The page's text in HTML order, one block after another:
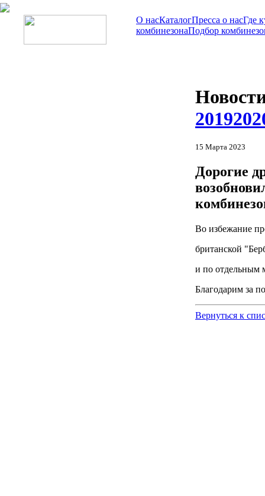
О насКаталогПресса о насГде
комбинезонаПодбор
2019
15 Марта 2023
Дорогие
Во избежание
британской
и по отдельным
Благодарим за
Вернуться к